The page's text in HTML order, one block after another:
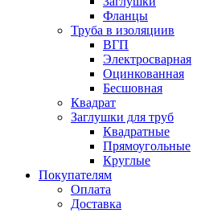
Фланцы
Труба в изоляциив
ВГП
Электросварная
Оцинкованная
Бесшовная
Квадрат
Заглушки для труб
Квадратные
Прямоугольные
Круглые
Покупателям
Оплата
Доставка